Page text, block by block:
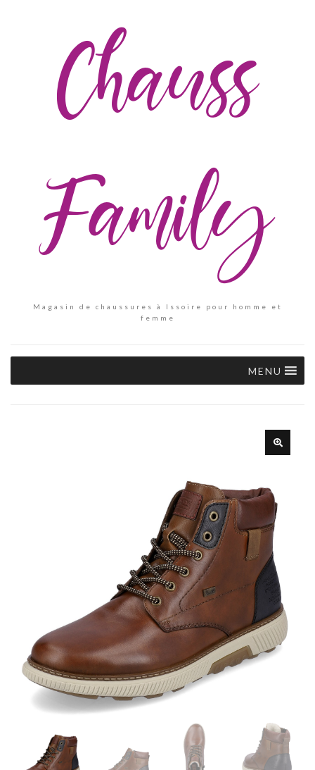
Chauss
Family
Magasin de chaussures à Issoire pour homme et
femme
MENU